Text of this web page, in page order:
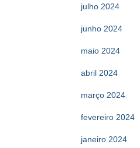
julho 2024
junho 2024
maio 2024
abril 2024
março 2024
fevereiro 2024
janeiro 2024